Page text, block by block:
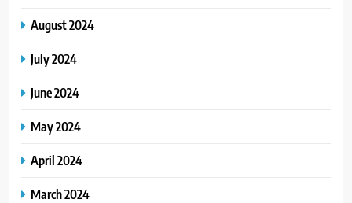
August 2024
July 2024
June 2024
May 2024
April 2024
March 2024